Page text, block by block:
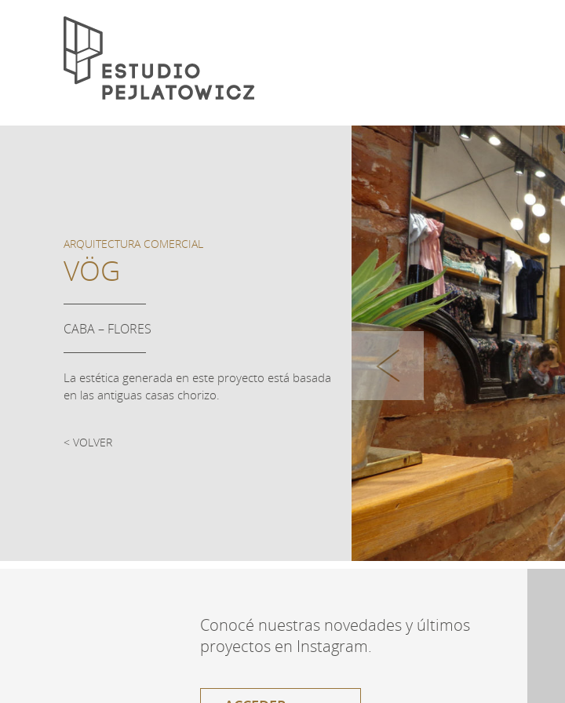
ARQUITECTURA COMERCIAL
VÖG
CABA – FLORES
La estética generada en este proyecto está basada
en las antiguas casas chorizo.
< VOLVER
Conocé nuestras novedades y últimos
proyectos en Instagram.